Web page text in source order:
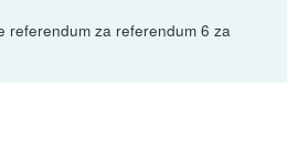
referendum za referendum 6 za